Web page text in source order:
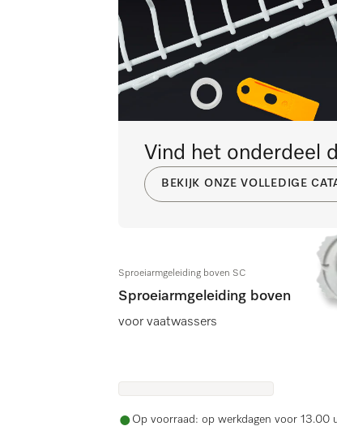
Sproeiarmgeleiding boven SC
Sproeiarmgeleiding boven
voor vaatwassers
Op voorraad: op werkdagen voor 13.00
Vind het onderdeel
BEKIJK ONZE VOLLEDIGE